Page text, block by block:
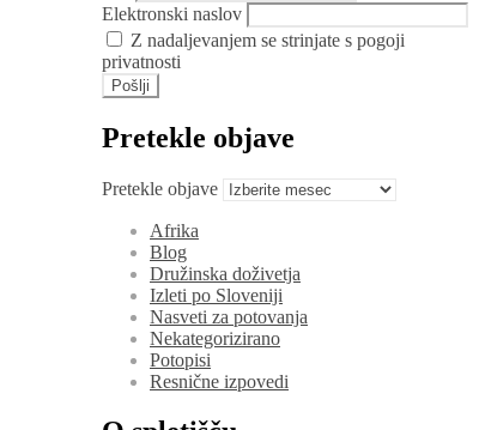
Elektronski naslov
Z nadaljevanjem se strinjate s pogoji
privatnosti
Pretekle objave
Pretekle objave
Afrika
Blog
Družinska doživetja
Izleti po Sloveniji
Nasveti za potovanja
Nekategorizirano
Potopisi
Resnične izpovedi